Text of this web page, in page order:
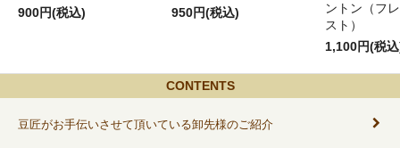
900円(税込)
950円(税込)
ントン（フ
スト）
1,100円(税
CONTENTS
豆匠がお手伝いさせて頂いている卸先様のご紹介